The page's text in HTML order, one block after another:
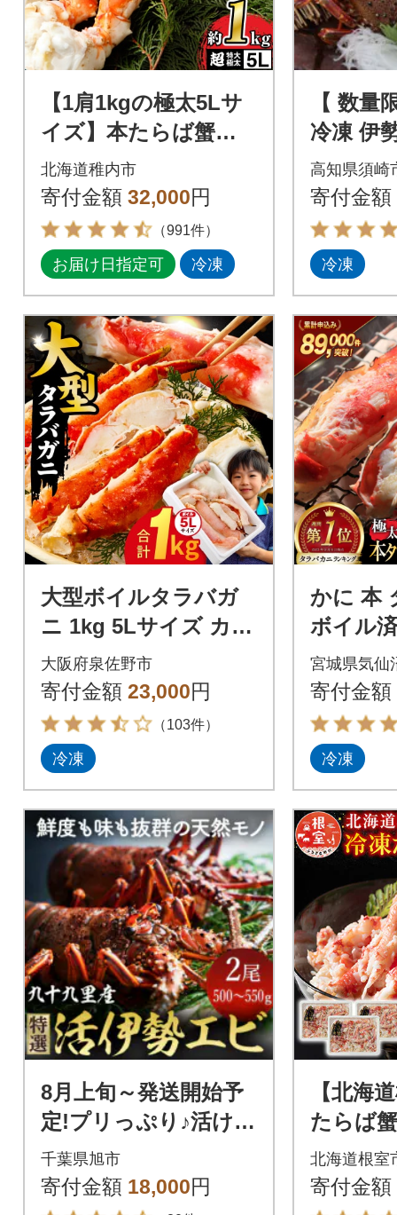
【1肩1kgの極太5Lサ
イズ】本たらば蟹ボ
イル脚1kg 海鮮
北海道稚内市
寄付金額 32,000円
（991件）
お届け日指定可 冷凍
【 数量
冷凍 伊
(400g～
高知県須崎
寄付金額
冷凍
大型ボイルタラバガ
ニ 1kg 5Lサイズ カッ
ト済み 訳あり 規格外
大阪府泉佐野市
寄付金額 23,000円
（103件）
冷凍
かに 本
ボイル
Lサイズ
宮城県気仙
寄付金額
冷凍
8月上旬～発送開始予
定!プリっぷり♪活け伊
勢海老2尾約500～550
g(1尾200g～350g)
千葉県旭市
寄付金額 18,000円
【北海
たらば
3P A-
北海道根室
寄付金額